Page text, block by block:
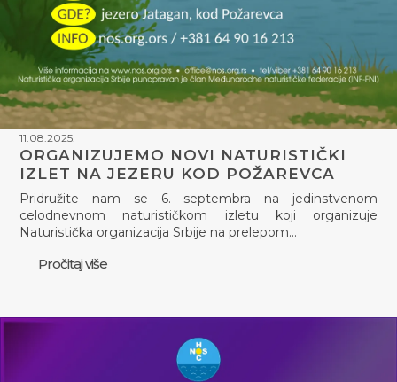
11.08.2025.
ORGANIZUJEMO NOVI NATURISTIČKI
IZLET NA JEZERU KOD POŽAREVCA
Pridružite nam se 6. septembra na jedinstvenom
celodnevnom naturističkom izletu koji organizuje
Naturistička organizacija Srbije na prelepom…
Pročitaj više